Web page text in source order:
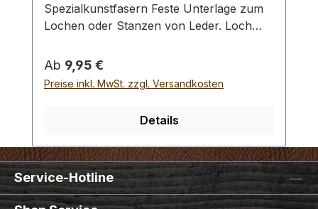
Spezialkunstfasern Feste Unterlage zum
Lochen oder Stanzen von Leder. Loch
Material eindringen, so wird das zu
stanzende Material sauber durchstoßen.
Die nach dem Stanzvorgang in der
hinterlassen nur geringe Verwerfungen.
Die Oberfläche ist somit auch nach vielen
Löchern problemlos nutzbar. Nach den
Arbeiten können die Löcher mit einem
Anpressroller wieder vollständig geglättet
Regulärer Preis:
Ab 9,95 €
Preise inkl. MwSt. zzgl. Versandkosten
Details
Service-Hotline